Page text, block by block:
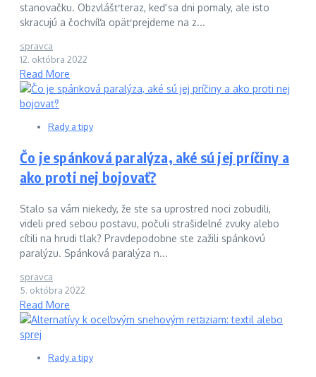
stanovačku. Obzvlášť teraz, keď sa dni pomaly, ale isto
skracujú a čochvíľa opäť prejdeme na z...
spravca
12. októbra 2022
Read More
Rady a tipy
Čo je spánková paralýza, aké sú jej príčiny a
ako proti nej bojovať?
Stalo sa vám niekedy, že ste sa uprostred noci zobudili,
videli pred sebou postavu, počuli strašidelné zvuky alebo
cítili na hrudi tlak? Pravdepodobne ste zažili spánkovú
paralýzu. Spánková paralýza n...
spravca
5. októbra 2022
Read More
Rady a tipy